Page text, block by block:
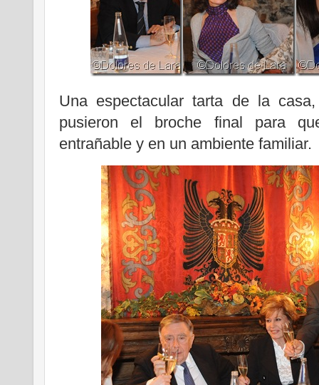
Una espectacular tarta de la
pusieron el broche final para
entrañable y en un ambiente familiar.